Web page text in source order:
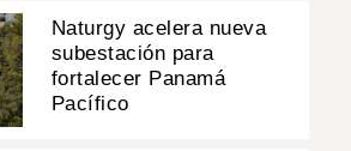
Naturgy acelera nueva
subestación para
fortalecer Panamá
Pacífico